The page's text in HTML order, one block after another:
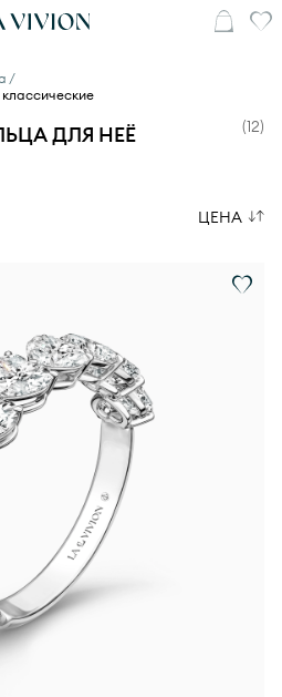
ДЛЯ НЕЁ
(12)
ЦЕНА